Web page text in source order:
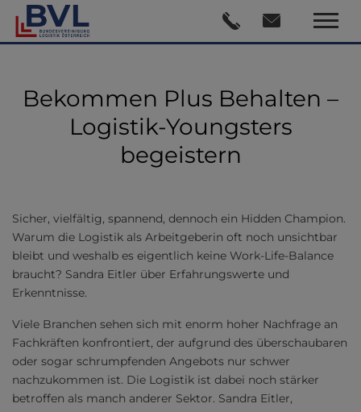
Bekommen Plus Behalten –
Logistik-Youngsters
begeistern
Sicher, vielfältig, spannend, dennoch ein Hidden Champion.
Warum die Logistik als Arbeitgeberin oft noch unsichtbar
bleibt und weshalb es eigentlich keine Work-Life-Balance
braucht? Sandra Eitler über Erfahrungswerte und
Erkenntnisse.
Viele Branchen sehen sich mit enorm hoher Nachfrage an
Fachkräften konfrontiert, der aufgrund des überschaubaren
oder sogar schrumpfenden Angebots nur schwer
nachzukommen ist. Die Logistik ist dabei noch stärker
betroffen als manch anderer Sektor. Sandra Eitler,